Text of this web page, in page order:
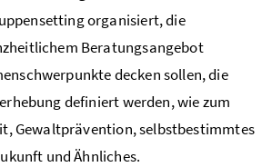
organisiert, die
Beratungsangebot
decken sollen, die
definiert werden, wie zum
Gewaltprävention, selbstbestimmtes
und Ähnliches.